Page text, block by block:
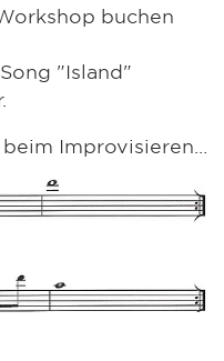
buchen
"Island"
Improvisieren...